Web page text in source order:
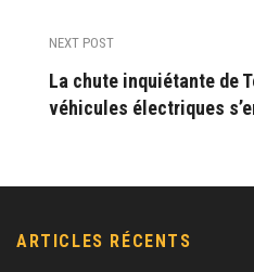
NEXT POST
La chute inquiétante de
véhicules électriques
ARTICLES RÉCENTS